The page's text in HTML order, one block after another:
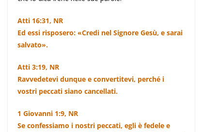
Atti 16:31, NR
Ed essi risposero: «Credi nel Signore Gesù, e sarai
salvato».
Atti 3:19, NR
Ravvedetevi dunque e convertitevi, perché i
vostri peccati siano cancellati.
1 Giovanni 1:9, NR
Se confessiamo i nostri peccati, egli è fedele e